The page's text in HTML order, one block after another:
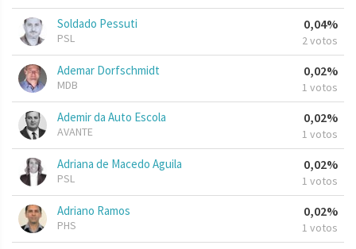
Soldado Pessuti
PSL
0,04%
2 votos
Ademar Dorfschmidt
MDB
0,02%
1 votos
Ademir da Auto Escola
AVANTE
0,02%
1 votos
Adriana de Macedo Aguila
PSL
0,02%
1 votos
Adriano Ramos
PHS
0,02%
1 votos